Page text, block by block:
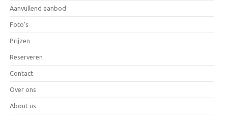
Aanvullend aanbod
Foto’s
Prijzen
Reserveren
Contact
Over ons
About us